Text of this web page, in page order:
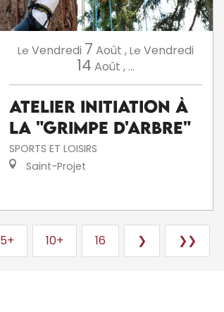
Le Vendredi 7 Août ,Le Vendredi
14 Août , ...
Atelier initiation à
la "grimpe d'arbre"
SPORTS ET LOISIRS
Saint-Projet
5+ 10+ 16 ❯ ❯❯